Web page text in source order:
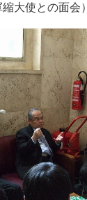
大使との面会）